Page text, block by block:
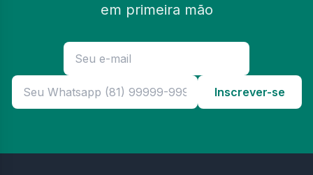
em primeira mão
Inscrever-se